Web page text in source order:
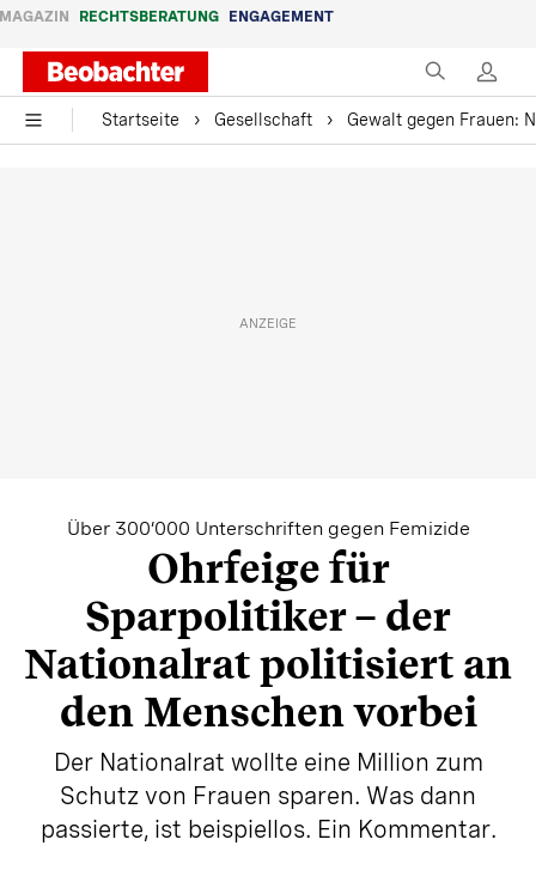
MAGAZIN RECHTSBERATUNG ENGAGEMENT
Startseite Gesellschaft Gewalt gegen Frauen:
Über 300’000 Unterschriften gegen Femizide
Ohrfeige für
Sparpolitiker – der
Nationalrat politisiert an
den Menschen vorbei
Der Nationalrat wollte eine Million zum
Schutz von Frauen sparen. Was dann
passierte, ist beispiellos. Ein Kommentar.